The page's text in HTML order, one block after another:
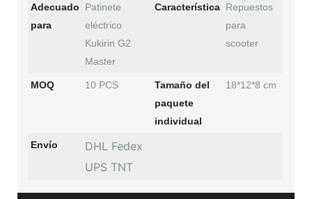
Adecuado
para
Patinete
eléctrico
Kukirin G2
Master
Característica Repuestos
para
scooter
MOQ 10 PCS
Tamaño del
paquete
individual
18*12*8 cm
Envío
DHL Fedex
UPS TNT